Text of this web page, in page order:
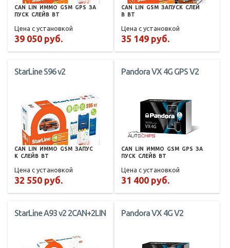
CAN LIN ИММО GSM GPS ЗА
ПУСК СЛЕЙВ BT
Цена с установкой
39 050 руб.
CAN LIN GSM ЗАПУСК СЛЕЙ
В
BT
Цена с установкой
35 149 руб.
StarLine S96 v2
CAN LIN ИММО GSM ЗАПУС
К СЛЕЙВ BT
Цена с установкой
32 550 руб.
Pandora VX 4G GPS V2
CAN LIN ИММО GSM GPS ЗА
ПУСК СЛЕЙВ BT
Цена с установкой
31 400 руб.
StarLine A93 v2 2CAN+2LIN Pandora VX 4G V2